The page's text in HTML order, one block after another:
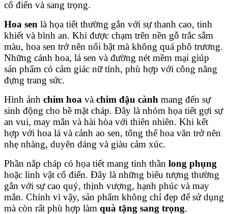
cổ điển và sang trọng.
Hoa sen là họa tiết thường gắn với sự thanh cao, tinh
khiết và bình an. Khi được chạm trên nền gỗ trắc sẫm
màu, hoa sen trở nên nổi bật mà không quá phô trương.
Những cánh hoa, lá sen và đường nét mềm mại giúp
sản phẩm có cảm giác nữ tính, phù hợp với công năng
đựng trang sức.
Hình ảnh chim hoa và chim đậu cành mang đến sự
sinh động cho bề mặt cháp. Đây là nhóm họa tiết gợi sự
an vui, may mắn và hài hòa với thiên nhiên. Khi kết
hợp với hoa lá và cảnh ao sen, tổng thể hoa văn trở nên
nhẹ nhàng, duyên dáng và giàu cảm xúc.
Phần nắp cháp có họa tiết mang tinh thần long phụng
hoặc linh vật cổ điển. Đây là những biểu tượng thường
gắn với sự cao quý, thịnh vượng, hạnh phúc và may
mắn. Chính vì vậy, sản phẩm không chỉ đẹp để sử dụng
mà còn rất phù hợp làm quà tặng sang trọng.